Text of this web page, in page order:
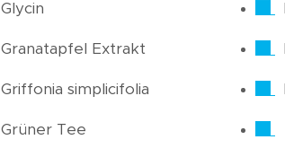
Glycin
Granatapfel Extrakt
Griffonia simplicifolia
Grüner Tee